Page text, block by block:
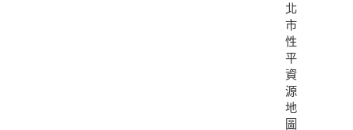
北
市
性
平
資
源
地
圖